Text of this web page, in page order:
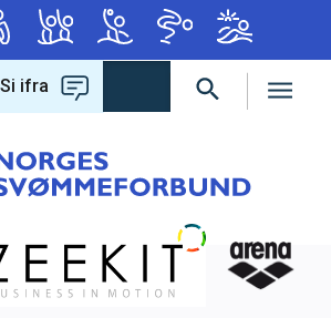
du etter?
Si ifra